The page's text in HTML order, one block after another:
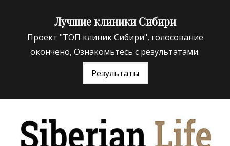
Лучшие клиники Сибири
Проект "ТОП клиник Сибири", голосование
окончено, Ознакомьтесь с результатами.
Результаты
«Siberian Life»